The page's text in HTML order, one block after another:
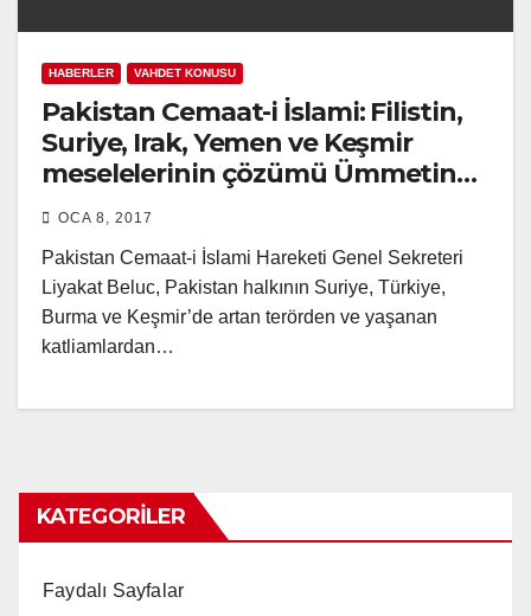
HABERLER VAHDET KONUSU
Pakistan Cemaat-i İslami: Filistin,
Suriye, Irak, Yemen ve Keşmir
meselelerinin çözümü Ümmetin
Vahdeti’dir
OCA 8, 2017
Pakistan Cemaat-i İslami Hareketi Genel Sekreteri
Liyakat Beluc, Pakistan halkının Suriye, Türkiye,
Burma ve Keşmir’de artan terörden ve yaşanan
katliamlardan…
KATEGORILER
Faydalı Sayfalar